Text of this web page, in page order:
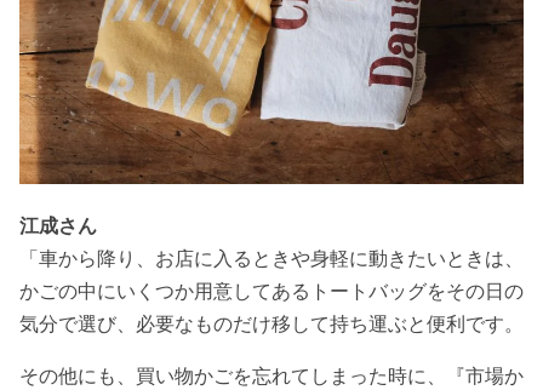
江成さん
「車から降り、お店に入るときや身軽に動きたいときは、
かごの中にいくつか用意してあるトートバッグをその日の
気分で選び、必要なものだけ移して持ち運ぶと便利です。
その他にも、買い物かごを忘れてしまった時に、『市場か